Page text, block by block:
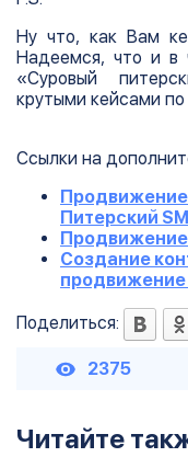
Ну что, как Вам
Надеемся, что и в
«Суровый
крутыми кейсами
Ссылки на
Продвижение
Питерский
Продвижение
Создание
Поделиться:
2375
Читайте